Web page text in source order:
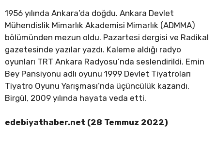
1956 yılında Ankara’da doğdu. Ankara Devlet
Mühendislik Mimarlık Akademisi Mimarlık (ADMMA)
bölümünden mezun oldu. Pazartesi dergisi ve Radikal
gazetesinde yazılar yazdı. Kaleme aldığı radyo
oyunları TRT Ankara Radyosu’nda seslendirildi. Emin
Bey Pansiyonu adlı oyunu 1999 Devlet Tiyatroları
Tiyatro Oyunu Yarışması’nda üçüncülük kazandı.
Birgül, 2009 yılında hayata veda etti.
edebiyathaber.net (28 Temmuz 2022)